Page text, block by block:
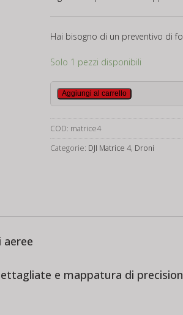
Hai bisogno di un preventivo di
Solo 1 pezzi disponibili
DJI
Matrice
4E
-
Care
Aggiungi al carrello
COD: matrice4
Categorie: DJI Matrice 4, Droni
aeree
e mappatura di